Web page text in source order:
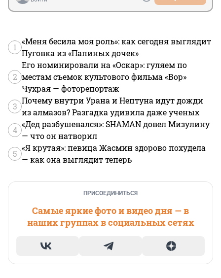
1
«Меня бесила моя роль»: как сегодня выглядит
Пуговка из «Папиных дочек»
2
Его номинировали на «Оскар»: гуляем по
местам съемок культового фильма «Вор»
Чухрая — фоторепортаж
3
Почему внутри Урана и Нептуна идут дожди
из алмазов? Разгадка удивила даже ученых
4
«Дед разбушевался»: SHAMAN довел Мизулину
— что он натворил
5
«Я крутая»: певица Жасмин здорово похудела
— как она выглядит теперь
ПРИСОЕДИНИТЬСЯ
Самые яркие фото и видео дня — в
наших группах в социальных сетях